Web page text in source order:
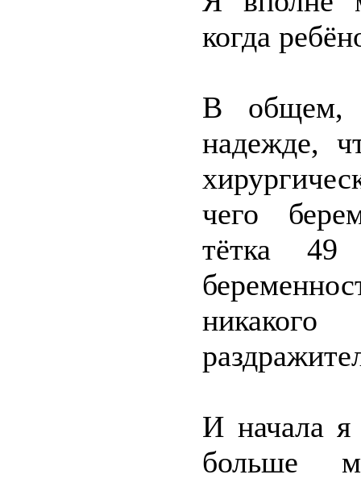
когда
В общем,
надежде,
чего
тётка
никакого
И начала я
больше